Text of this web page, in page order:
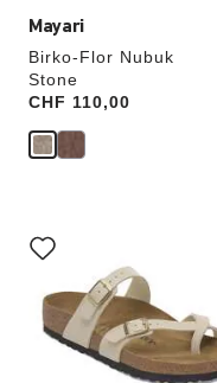
Mayari
Birko-Flor Nubuk
Stone
Price:
CHF 110,00
Anklicken
der
Farben
werden
die
Produktbilder
aktualisiert.